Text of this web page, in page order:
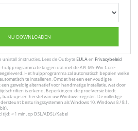
NU DOWNLOADEN
unistall :instructies. Lees de Outbyte EULAen Privacybeleid
hulpprogramma te krijgen dat met de API-MS-Win-Core-
Het hulpprogramma zal automatisch bepalen welke
te installeren. Omdat het een eenvoudig te
geweldig alternatief voor handmatige installatie, wat door
is erkend. Beperkingen: de proefversie biedt
back-ups en herstel van uw Windows-register. De volledige
besturingssystemen als Windows 10, Windows 8 / 8.1,
tijd: < 1 min. op DSL/ADSL/Kabel